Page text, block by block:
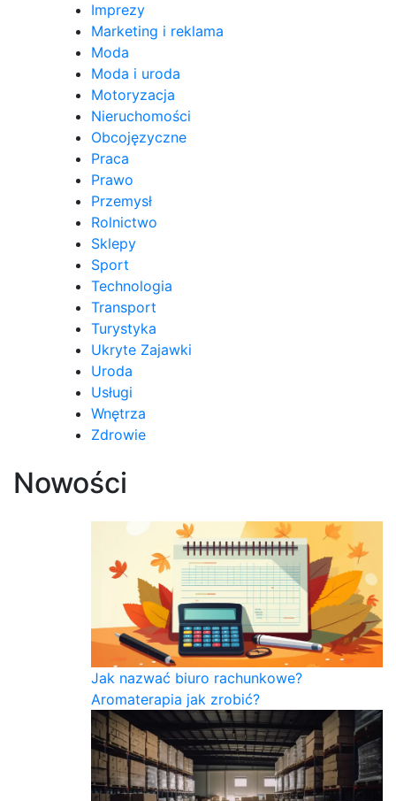
Imprezy
Marketing i reklama
Moda
Moda i uroda
Motoryzacja
Nieruchomości
Obcojęzyczne
Praca
Prawo
Przemysł
Rolnictwo
Sklepy
Sport
Technologia
Transport
Turystyka
Ukryte Zajawki
Uroda
Usługi
Wnętrza
Zdrowie
Nowości
Jak nazwać biuro rachunkowe?
Aromaterapia jak zrobić?